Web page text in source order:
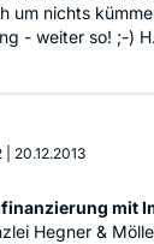
um nichts
- weiter so! ;-)
20.12.2013
mit
Hegner &